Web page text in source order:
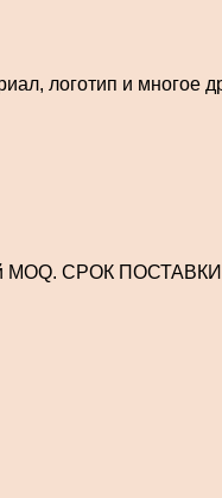
логотип и
MOQ. СРОК